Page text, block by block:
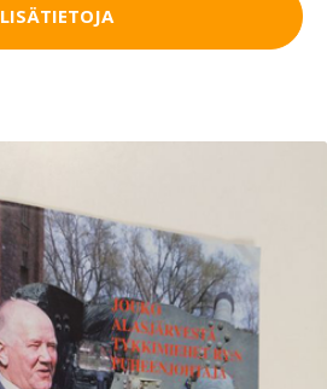
LISÄTIETOJA